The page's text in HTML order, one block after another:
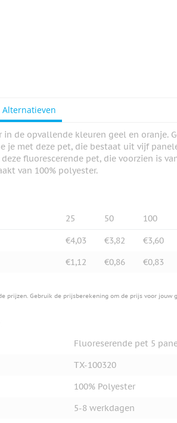
Alternatieven
in de opvallende kleuren geel en oranje.
je met deze pet, die bestaat uit vijf
fluorescerende pet, die voorzien is
van 100% polyester.
25 50 100
€4,03 €3,82 €3,60
€1,12 €0,86 €0,83
prijzen. Gebruik de prijsberekening om de prijs voor jouw
Fluoreserende pet 5
TX-100320
100% Polyester
5-8 werkdagen